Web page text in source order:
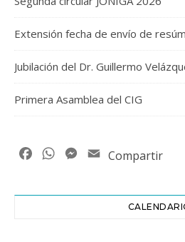
Extensión fecha de envío de
Jubilación del Dr. Guillermo
Primera Asamblea del CIG
FacebookWhatsAppMessenger
Email
Compartir